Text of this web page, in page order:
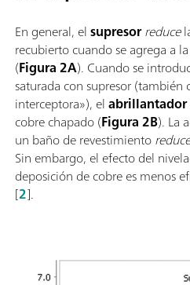
En general, elsupresorreduce
recubierto cuando se agrega a
(Figura 2A). Cuando se
saturada con supresor
interceptora»), elabrillantador
cobre chapado (Figura 2B). La
un baño de revestimientoreduce
Sin embargo, el efecto del
deposición de cobre es menos
[2].